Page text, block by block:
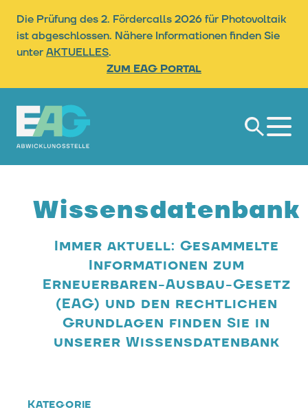
Die Prüfung des 2. Fördercalls 2026 für Photovoltaik
ist abgeschlossen. Nähere Informationen finden Sie
unter AKTUELLES.
Zum EAG Portal
Suche
Wissensdatenbank
Immer aktuell: Gesammelte
Informationen zum
Erneuerbaren-Ausbau-Gesetz
(EAG) und den rechtlichen
Grundlagen finden Sie in
unserer Wissensdatenbank
Kategorie